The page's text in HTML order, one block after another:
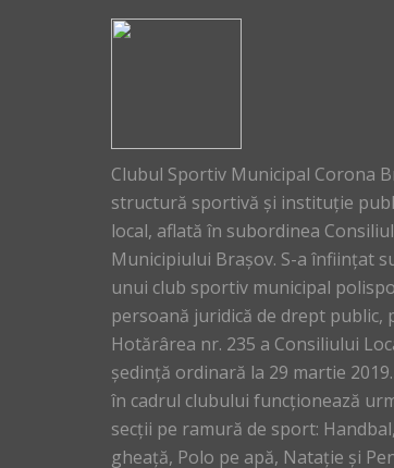
Clubul Sportiv Municipal Corona
structură sportivă și instituție
local, aflată în subordinea
Municipiului Brașov. S-a înființat
unui club sportiv municipal
persoană juridică de drept public,
Hotărârea nr. 235 a Consiliului
ședință ordinară la 29 martie
în cadrul clubului funcționează
secții pe ramură de sport:
gheață, Polo pe apă, Natație și